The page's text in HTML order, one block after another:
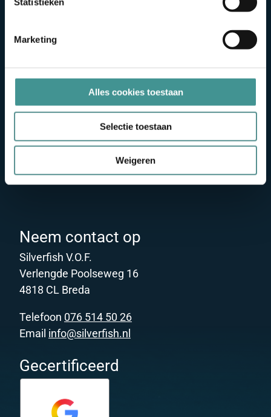
Marketing
Alles cookies toestaan
Selectie toestaan
Weigeren
Neem contact op
Silverfish V.O.F.
Verlengde Poolseweg 16
4818 CL Breda
Telefoon 076 514 50 26
Email info@silverfish.nl
Gecertificeerd